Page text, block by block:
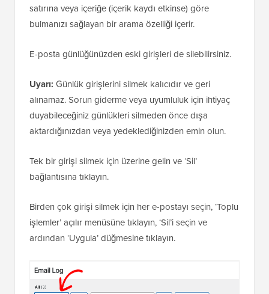
satırına veya içeriğe (içerik kaydı etkinse) göre
bulmanızı sağlayan bir arama özelliği içerir.
E-posta günlüğünüzden eski girişleri de silebilirsiniz.
Uyarı: Günlük girişlerini silmek kalıcıdır ve geri
alınamaz. Sorun giderme veya uyumluluk için ihtiyaç
duyabileceğiniz günlükleri silmeden önce dışa
aktardığınızdan veya yedeklediğinizden emin olun.
Tek bir girişi silmek için üzerine gelin ve ‘Sil’
bağlantısına tıklayın.
Birden çok girişi silmek için her e-postayı seçin, ‘Toplu
işlemler’ açılır menüsüne tıklayın, ‘Sil’i seçin ve
ardından ‘Uygula’ düğmesine tıklayın.